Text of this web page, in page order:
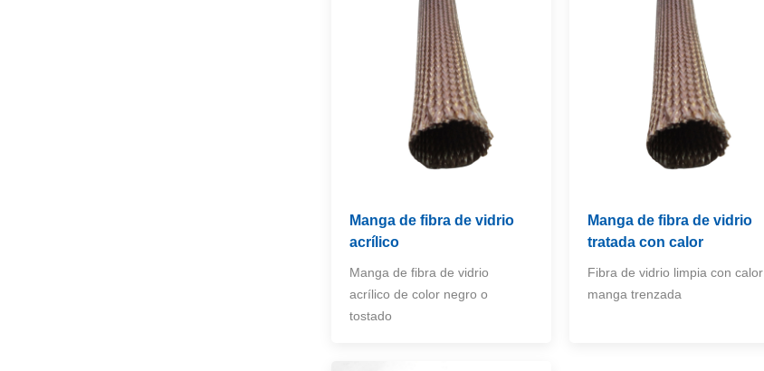
Manga de fibra de vidrio
acrílico
Manga de fibra de vidrio
acrílico de color negro o
tostado
Manga de fibra de vidrio
tratada con calor
Fibra de vidrio limpia con calor
manga trenzada